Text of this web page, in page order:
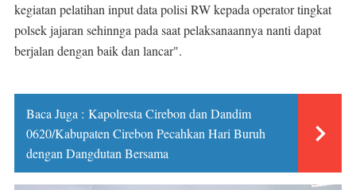
kegiatan pelatihan input data polisi RW kepada operator tingkat
polsek jajaran sehinnga pada saat pelaksanaannya nanti dapat
berjalan dengan baik dan lancar".
Baca Juga : Kapolresta Cirebon dan Dandim
0620/Kabupaten Cirebon Pecahkan Hari Buruh
dengan Dangdutan Bersama